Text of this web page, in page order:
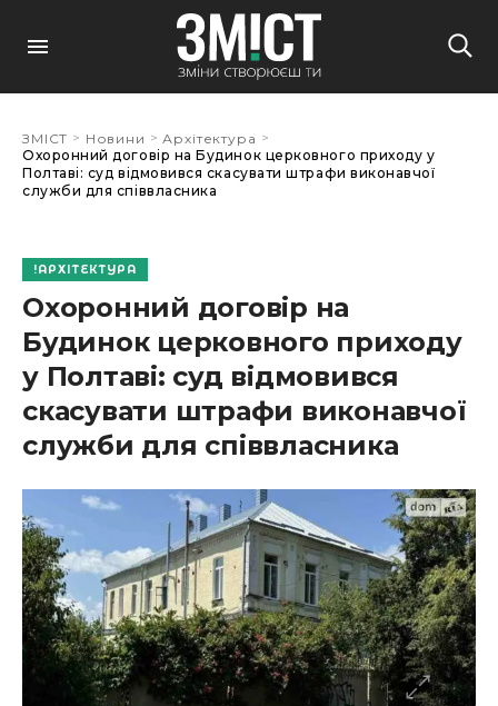
ЗМІСТ > Новини > Архітектура >
Охоронний договір на Будинок церковного приходу у
Полтаві: суд відмовився скасувати штрафи виконавчої
служби для співвласника
АРХІТЕКТУРА
Охоронний договір на
Будинок церковного приходу
у Полтаві: суд відмовився
скасувати штрафи виконавчої
служби для співвласника